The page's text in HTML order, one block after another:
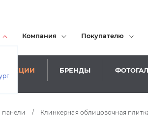
Компания Покупателю
АКЦИИ БРЕНДЫ
панели / Клинкерная облицовочная